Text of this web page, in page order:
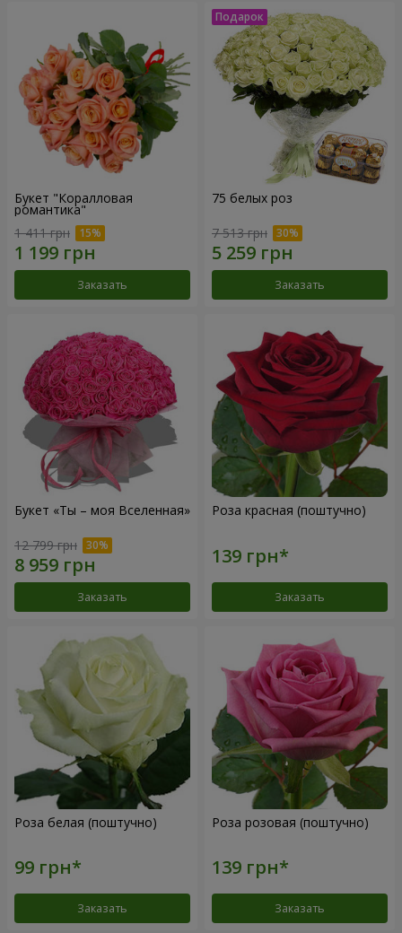
Букет "Коралловая
романтика"
1 411 грн
Заказать
75 белых роз
7 513 грн
Заказать
Букет «Ты – моя Вселенная»
12 799 грн
Заказать
Роза красная (поштучно)
Заказать
Роза белая (поштучно)
Заказать
Роза розовая (поштучно)
Заказать